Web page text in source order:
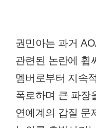
권민아는 과거
관련된 논란에 휩
멤버로부터 지속
폭로하며 큰 파장
연예계의 갑질 문